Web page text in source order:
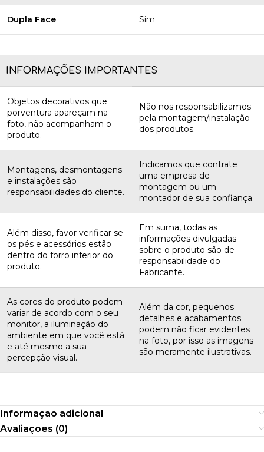
Dupla Face Sim
INFORMAÇÕES IMPORTANTES
Objetos decorativos que
porventura apareçam na
foto, não acompanham o
produto.
Não nos responsabilizamos
pela montagem/instalação
dos produtos.
Montagens, desmontagens
e instalações são
responsabilidades do cliente.
Indicamos que contrate
uma empresa de
montagem ou um
montador de sua confiança.
Além disso, favor verificar se
os pés e acessórios estão
dentro do forro inferior do
produto.
Em suma, todas as
informações divulgadas
sobre o produto são de
responsabilidade do
Fabricante.
As cores do produto podem
variar de acordo com o seu
monitor, a iluminação do
ambiente em que você está
e até mesmo a sua
percepção visual.
Além da cor, pequenos
detalhes e acabamentos
podem não ficar evidentes
na foto, por isso as imagens
são meramente ilustrativas.
Informação adicional
Avaliações (0)